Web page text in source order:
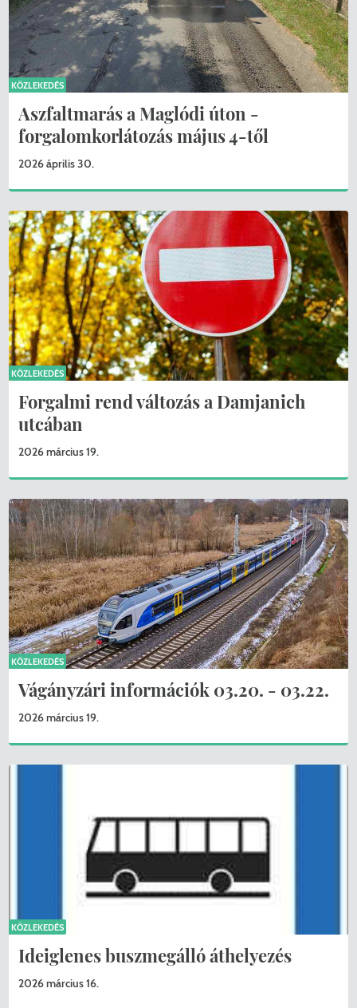
Aszfaltmarás a Maglódi úton -
forgalomkorlátozás május 4-től
2026 április 30.
KÖZLEKEDÉS
Forgalmi rend változás a Damjanich
utcában
2026 március 19.
KÖZLEKEDÉS
Vágányzári információk 03.20. - 03.22.
2026 március 19.
KÖZLEKEDÉS
Ideiglenes buszmegálló áthelyezés
2026 március 16.
KÖZLEKEDÉS